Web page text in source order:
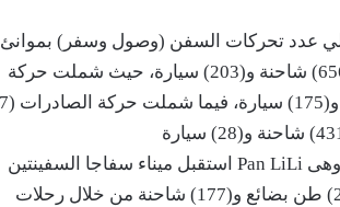
عدد تحركات السفن (وصول وسفر) بموانئ
الهيئة (11) سفينة وتم تداول (14000) طن بضائع و(656) شاحنة و(203) سيارة، حيث شملت حركة
استقبل ميناء سفاجا السفينتين Pan LiLi والرياض بينما غادرت اربع سفن وهى Alcudia Express ،
الرياض، الحرية وامل . شهد ميناء نويبع تداول (2800) طن بضائع و(177) شاحنة من خلال رحلات